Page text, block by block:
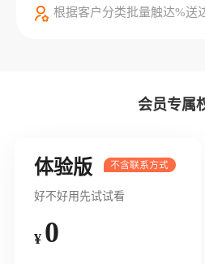
根据客户分类批量触达%送
会员专属
体验版
好不好用先试试看
¥ 0